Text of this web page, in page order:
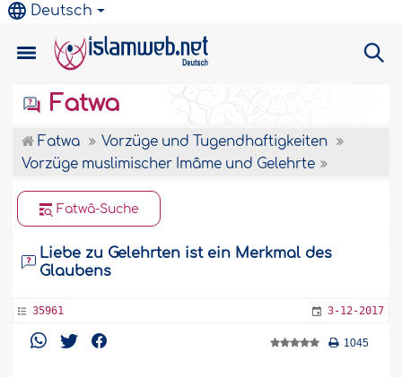
Deutsch
Fatwa
Fatwa
Vorzüge und Tugendhaftigkeiten
Vorzüge muslimischer Imâme und Gelehrte
Fatwâ-Suche
Liebe zu Gelehrten ist ein Merkmal des
Glaubens
35961 3-12-2017
1045